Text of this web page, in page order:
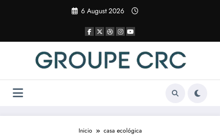
6 August 2026
Inicio casa ecológica